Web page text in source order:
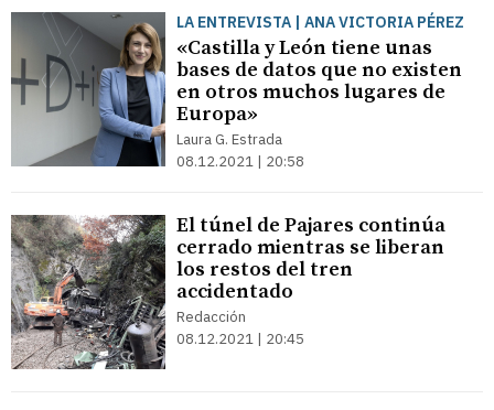
LA ENTREVISTA | ANA VICTORIA PÉREZ
«Castilla y León tiene unas
bases de datos que no existen
en otros muchos lugares de
Europa»
Laura G. Estrada
08.12.2021 | 20:58
El túnel de Pajares continúa
cerrado mientras se liberan
los restos del tren
accidentado
Redacción
08.12.2021 | 20:45